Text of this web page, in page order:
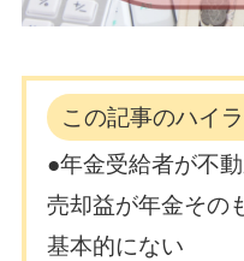
この記事のハイ
●年金受給者が不
売却益が年金その
基本的にない